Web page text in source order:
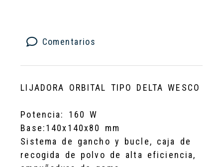
Comentarios
LIJADORA ORBITAL TIPO DELTA WESCO
Potencia: 160 W
Base:140x140x80 mm
Sistema de gancho y bucle, caja de
recogida de polvo de alta eficiencia,